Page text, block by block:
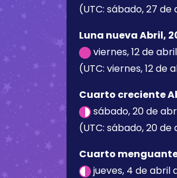
(UTC: sábado, 27 de
Luna nueva Abril,
viernes, 12 de
(UTC: viernes, 12 de
Cuarto creciente
sábado, 20 de
(UTC: sábado, 20 de
Cuarto
jueves, 4 de abril